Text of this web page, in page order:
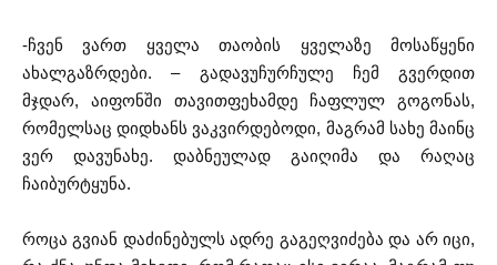
-ჩვენ ვართ ყველა თაობის ყველაზე მოსაწყენი
ახალგაზრდები. – გადავუჩურჩულე ჩემ გვერდით
მჯდარ, აიფონში თავითფეხამდე ჩაფლულ გოგონას,
რომელსაც დიდხანს ვაკვირდებოდი, მაგრამ სახე მაინც
ვერ დავუნახე. დაბნეულად გაიღიმა და რაღაც
ჩაიბურტყუნა.
როცა გვიან დაძინებულს ადრე გაგეღვიძება და არ იცი,